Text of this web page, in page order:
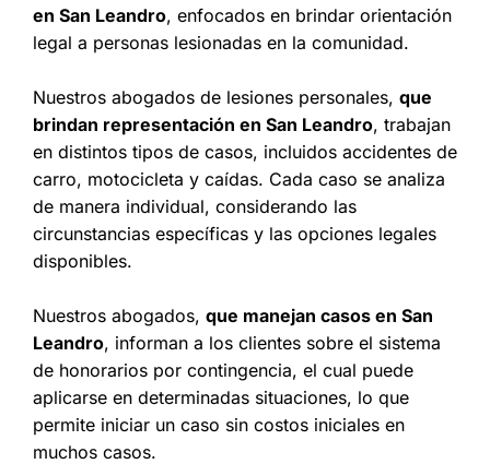
en San Leandro, enfocados en brindar orientación
legal a personas lesionadas en la comunidad.
Nuestros abogados de lesiones personales, que
brindan representación en San Leandro, trabajan
en distintos tipos de casos, incluidos accidentes de
carro, motocicleta y caídas. Cada caso se analiza
de manera individual, considerando las
circunstancias específicas y las opciones legales
disponibles.
Nuestros abogados, que manejan casos en San
Leandro, informan a los clientes sobre el sistema
de honorarios por contingencia, el cual puede
aplicarse en determinadas situaciones, lo que
permite iniciar un caso sin costos iniciales en
muchos casos.